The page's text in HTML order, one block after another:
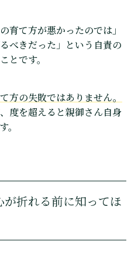
育て方が悪かったのでは」
べきだった」という自責の
とです。
方の失敗ではありません。
度を超えると親御さん自身
。
が折れる前に知ってほ